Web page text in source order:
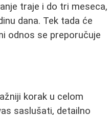
traje i do tri meseca,
dana. Tek tada će
odnos se preporučuje
korak u celom
saslušati, detailno